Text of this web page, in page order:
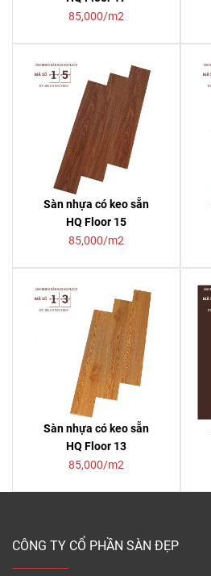
85,000/m2
Sàn nhựa có keo sẵn
HQ Floor 15
85,000/m2
Sàn nhựa có keo sẵn
HQ Floor 13
85,000/m2
CÔNG TY CỔ PHẦN SÀN ĐẸP